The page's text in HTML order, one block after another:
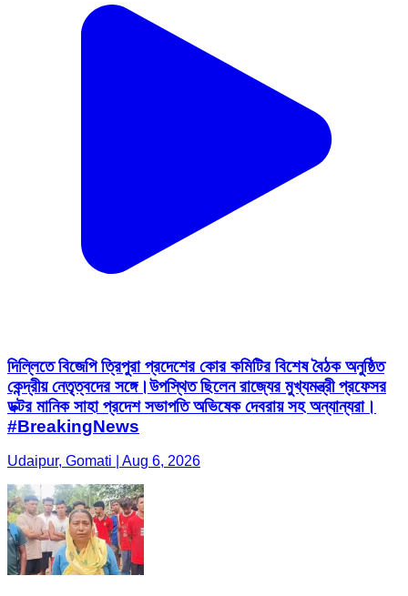
দিল্লিতে বিজেপি ত্রিপুরা প্রদেশের কোর কমিটির বিশেষ বৈঠক অনুষ্ঠিত
কেন্দ্রীয় নেতৃত্বদের সঙ্গে।উপস্থিত ছিলেন রাজ্যের মুখ্যমন্ত্রী প্রফেসর
ডক্টর মানিক সাহা প্রদেশ সভাপতি অভিষেক দেবরায় সহ অন্যান্যরা।
#BreakingNews
Udaipur, Gomati | Aug 6, 2026